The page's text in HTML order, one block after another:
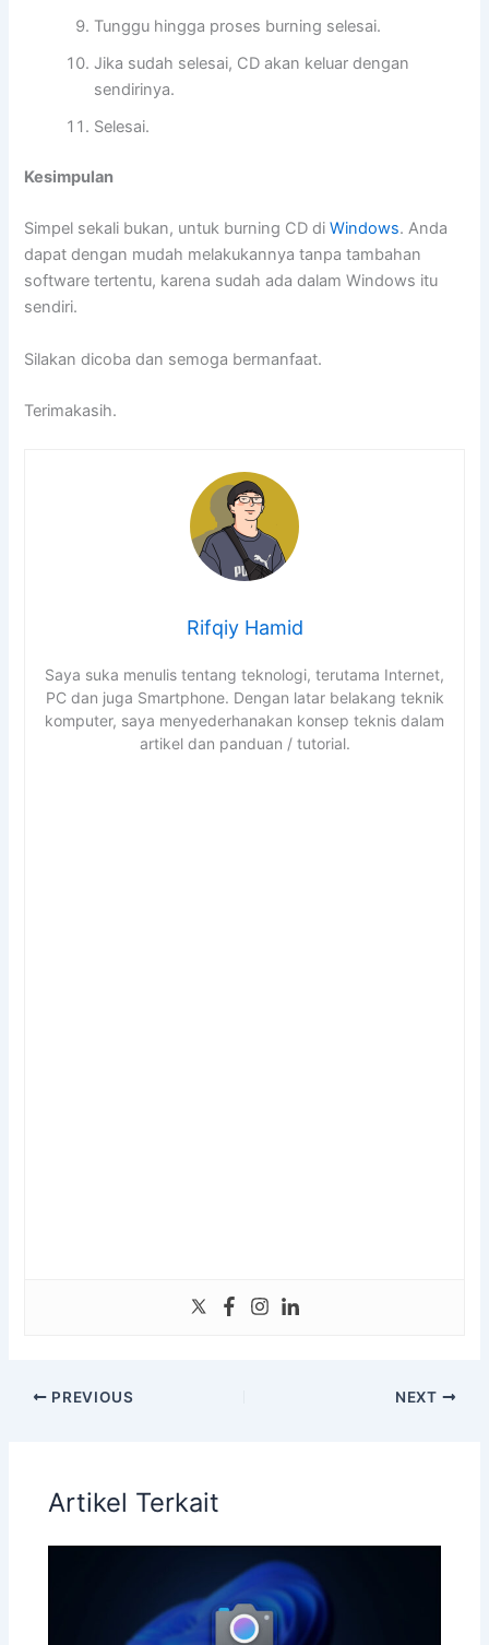
Tunggu hingga proses burning selesai.
Jika sudah selesai, CD akan keluar dengan
sendirinya.
Selesai.
Kesimpulan
Simpel sekali bukan, untuk burning CD diWindows. Anda
dapat dengan mudah melakukannya tanpa tambahan
software tertentu, karena sudah ada dalam Windows itu
sendiri.
Silakan dicoba dan semoga bermanfaat.
Terimakasih.
Rifqiy Hamid
Saya suka menulis tentang teknologi, terutama Internet,
PC dan juga Smartphone. Dengan latar belakang teknik
komputer, saya menyederhanakan konsep teknis dalam
artikel dan panduan / tutorial.
PREVIOUS NEXT
Artikel Terkait